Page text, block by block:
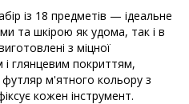
із 18 предметів — ідеальне
та шкірою як удома, так і в
з міцної
і глянцевим покриттям,
футляр м'ятного кольору з
кожен інструмент.